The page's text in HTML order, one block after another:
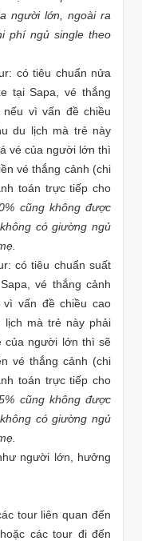
người lớn, ngoài ra
phí ngủ single theo
có tiêu chuẩn nửa
tại Sapa, vé thắng
vì vấn đề chiều
du lịch mà trẻ này
vé của người lớn thì
vé thắng cảnh (chi
toán trực tiếp cho
cũng không được
có giường ngủ
có tiêu chuẩn suất
vé thắng cảnh
vấn đề chiều cao
mà trẻ này phải
của người lớn thì sẽ
vé thắng cảnh (chi
toán trực tiếp cho
cũng không được
có giường ngủ
người lớn, hưởng
tour liên quan đến
các tour đi đến